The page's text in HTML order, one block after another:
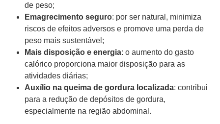
de peso;
Emagrecimento seguro: por ser natural, minimiza
riscos de efeitos adversos e promove uma perda de
peso mais sustentável;
Mais disposição e energia: o aumento do gasto
calórico proporciona maior disposição para as
atividades diárias;
Auxílio na queima de gordura localizada: contribui
para a redução de depósitos de gordura,
especialmente na região abdominal.